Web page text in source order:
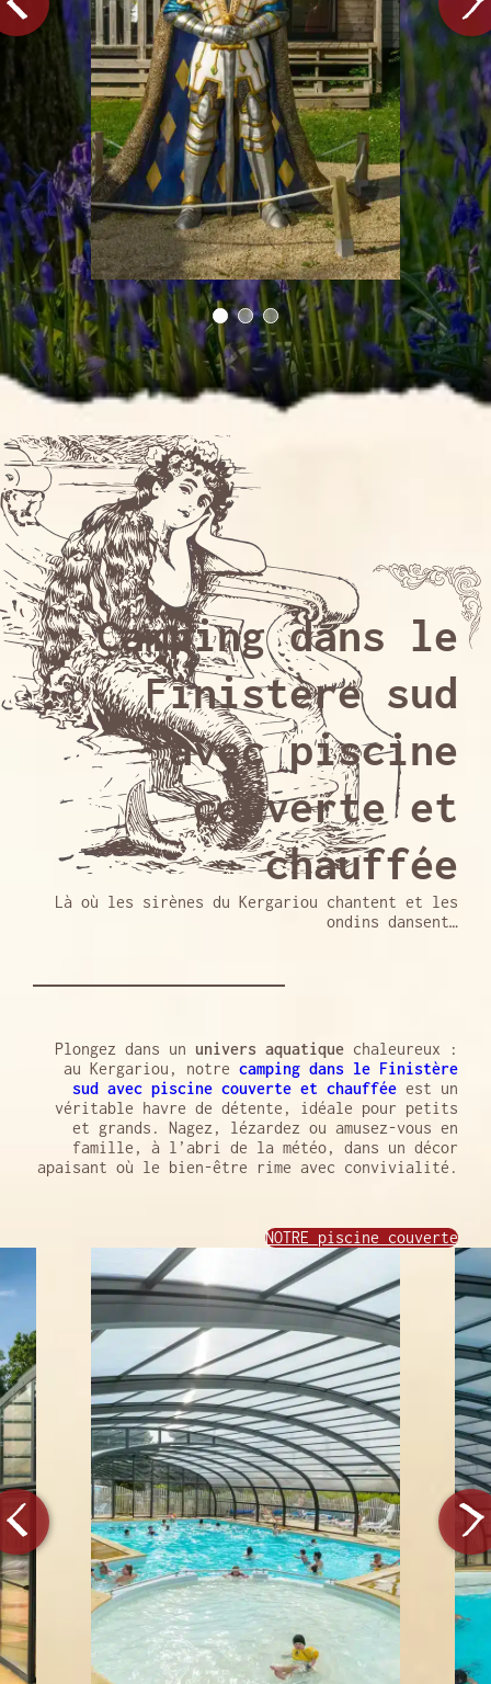
Camping dans le
Finistère sud
avec piscine
couverte et
chauffée
Là où les sirènes du Kergariou chantent et les
ondins dansent…
Plongez dans un univers aquatique chaleureux :
au Kergariou, notrecamping dans le Finistère
sud avec piscine couverte et chauffée est un
véritable havre de détente, idéale pour petits
et grands. Nagez, lézardez ou amusez-vous en
famille, à l’abri de la météo, dans un décor
apaisant où le bien-être rime avec convivialité.
NOTRE piscine couverte